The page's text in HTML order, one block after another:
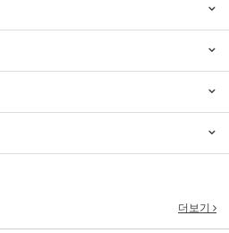
더보기
! 2018.06.04